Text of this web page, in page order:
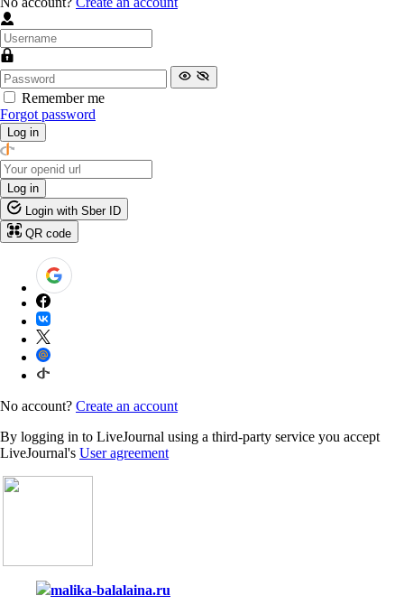
Remember me
Forgot password
Log in
Log in
Login with Sber ID
QR code
No account? Create an account
By logging in to LiveJournal using a third-party service you accept
LiveJournal's User agreement
malika-balalaina.ru